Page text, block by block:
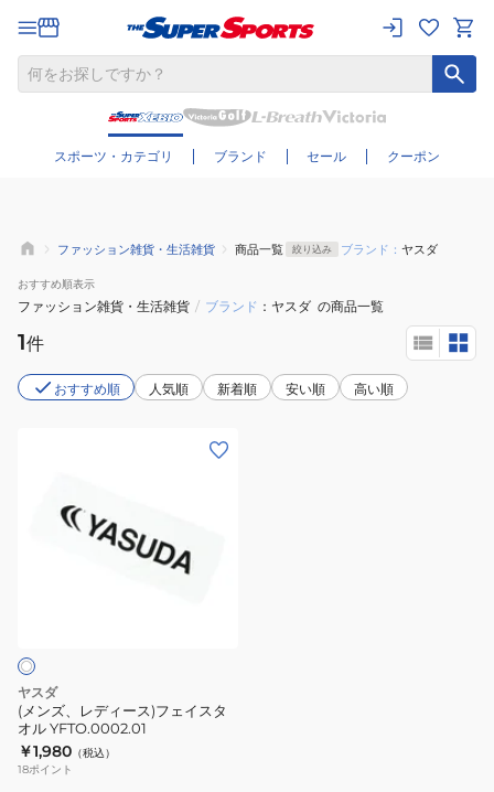
スポーツ・カテゴリ ブランド セール クーポン
さらに絞り込む
ファッション雑貨・生活雑貨 商品一覧 絞り込み ブランド： ヤスダ
おすすめ順表示
ファッション雑貨・生活雑貨 / ブランド ヤスダ の商品一覧
1件
おすすめ順 人気順 新着順 安い順 高い順
フ
ェ
イ
ス
タ
ヤスダ
(メンズ、レディース)フェイスタ
オル YFTO.0002.01
￥1,980 （税込）
18ポイント